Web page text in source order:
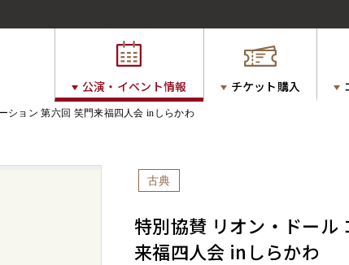
公演・イベント情報 チケット購入
ション 第六回 笑門来福四人会 inしらかわ
特別協賛 リオン・ドール
来福四人会 inしらかわ
古典